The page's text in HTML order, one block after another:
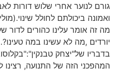
גורם לנוער אחרי שלוש דורות
ואמונה ביכולתם לחולל
מה זה אומר עלינו כהורים
יורדים ,מה לא עשינו במה
בדבריו של"יצחק
המהפכני הזה של התנועה,